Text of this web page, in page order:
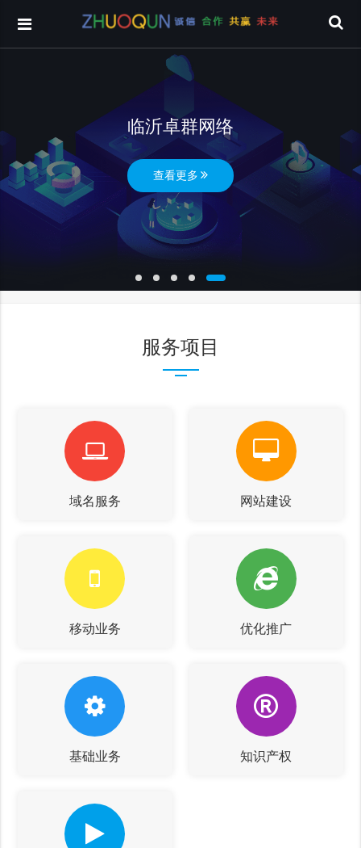
临沂卓群网络
查看更多
服务项目
域名服务 网站建设
移动业务 优化推广
基础业务 知识产权